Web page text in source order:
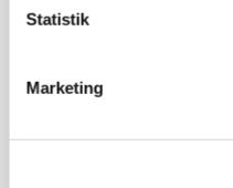
Statistik
Marketing
Før såmaskinen